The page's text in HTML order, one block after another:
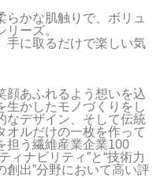
せ
かな肌触りで、ボリュ
ーズ。
手に取るだけで楽しい気
顔あふれるよう想いを込
生かしたモノづくりをし
なデザイン、そして伝統
オルだけの一枚を作って
担う繊維産業企業100
ィナビリティ”と“技術力
出”分野において高い評